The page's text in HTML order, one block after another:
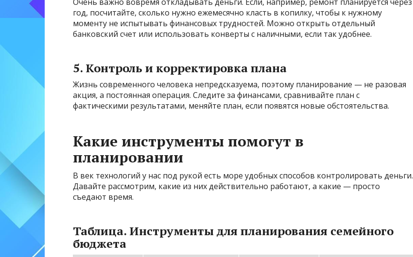
год, посчитайте, сколько нужно ежемесячно класть в копилку, чтобы к нужному
моменту не испытывать финансовых трудностей. Можно открыть отдельный
банковский счет или использовать конверты с наличными, если так удобнее.
5. Контроль и корректировка плана
Жизнь современного человека непредсказуема, поэтому планирование — не разовая
акция, а постоянная операция. Следите за финансами, сравнивайте план с
фактическими результатами, меняйте план, если появятся новые обстоятельства.
Какие инструменты помогут в
планировании
В век технологий у нас под рукой есть море удобных способов контролировать деньги.
Давайте рассмотрим, какие из них действительно работают, а какие — просто
съедают время.
Таблица. Инструменты для планирования семейного
бюджета